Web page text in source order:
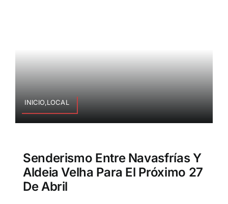
INICIO,LOCAL
Senderismo Entre Navasfrías Y
Aldeia Velha Para El Próximo 27
De Abril